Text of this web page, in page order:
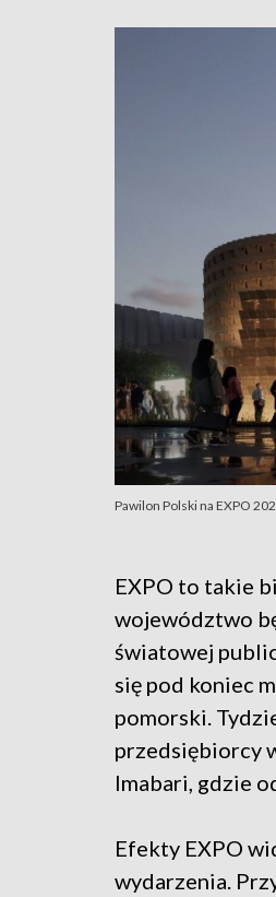
Pawilon Polski na EXPO
EXPO to takie
województwo
światowej
się pod koniec
pomorski.
przedsiębiorcy
Imabari, gdzie
Efekty EXPO
wydarzenia.